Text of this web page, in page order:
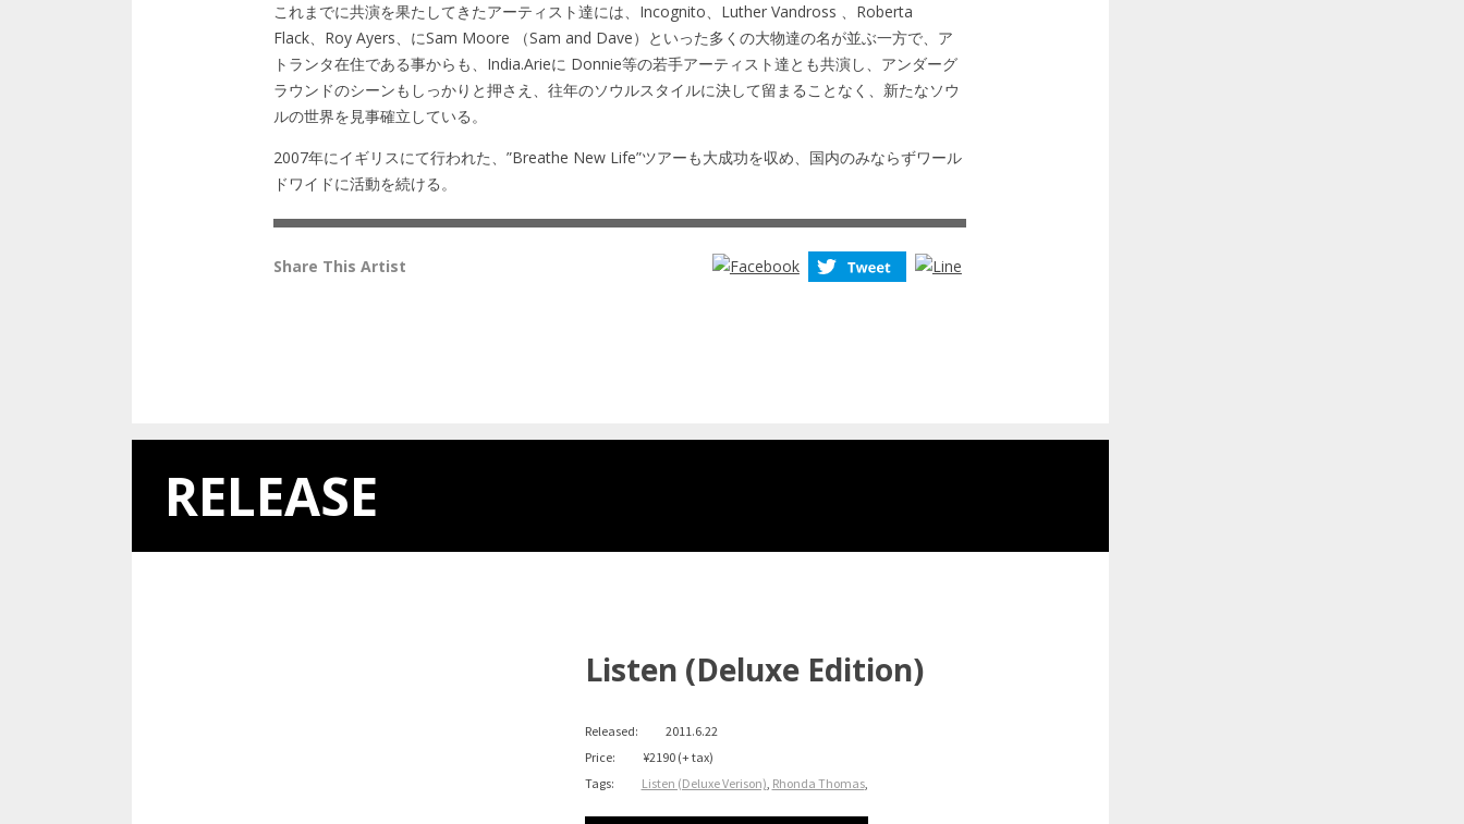
これまでに共演を果たしてきたアーティスト達には、Incognito、Luther Vandross 、Roberta
Flack、Roy Ayers、にSam Moore （Sam and Dave）といった多くの大物達の名が並ぶ一方で、ア
トランタ在住である事からも、India.Arieに Donnie等の若手アーティスト達とも共演し、アンダーグ
ラウンドのシーンもしっかりと押さえ、往年のソウルスタイルに決して留まることなく、新たなソウ
ルの世界を見事確立している。
2007年にイギリスにて行われた、”Breathe New Life”ツアーも大成功を収め、国内のみならずワール
ドワイドに活動を続ける。
RELEASE
Listen (Deluxe Edition)
Released:
2011.6.22
Price:
¥2190 (+ tax)
Tags:
Listen (Deluxe Verison), Rhonda Thomas,